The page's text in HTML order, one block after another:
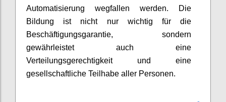
Automatisierung wegfallen werden.
Die
Bildung ist nicht nur wichtig für die
Beschäftigungsgarantie, sondern
gewährleistet auch eine
Verteilungsgerechtigkeit und eine
gesellschaftliche Teilhabe aller Personen.